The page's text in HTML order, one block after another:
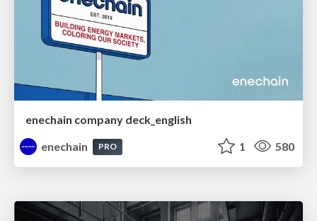
enechain company deck_english
enechain
PRO 1 580